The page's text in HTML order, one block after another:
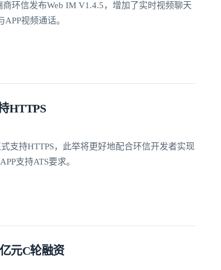
环信发布Web IM V1.4.5，增加了实时视频聊天
视频通话。
HTTPS
支持HTTPS，此举将更好地配合环信开发者实现
支持ATS要求。
元C轮融资
提交